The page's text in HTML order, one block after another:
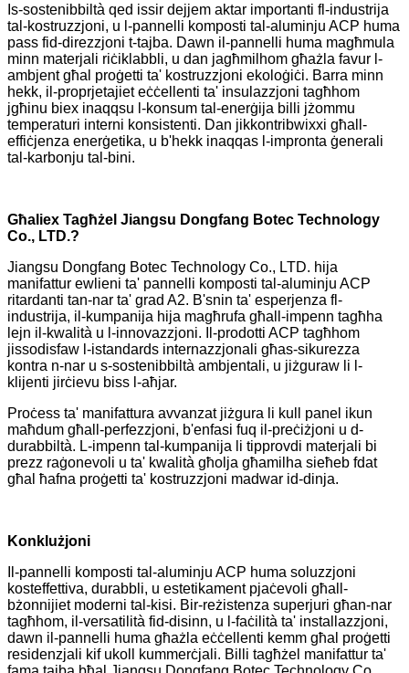
Is-sostenibbiltà qed issir dejjem aktar importanti fl-industrija
tal-kostruzzjoni, u l-pannelli komposti tal-aluminju ACP huma
pass fid-direzzjoni t-tajba. Dawn il-pannelli huma magħmula
minn materjali riċiklabbli, u dan jagħmilhom għażla favur l-
ambjent għal proġetti ta' kostruzzjoni ekoloġiċi. Barra minn
hekk, il-proprjetajiet eċċellenti ta' insulazzjoni tagħhom
jgħinu biex inaqqsu l-konsum tal-enerġija billi jżommu
temperaturi interni konsistenti. Dan jikkontribwixxi għall-
effiċjenza enerġetika, u b'hekk inaqqas l-impronta ġenerali
tal-karbonju tal-bini.
Għaliex Tagħżel Jiangsu Dongfang Botec Technology
Co., LTD.?
Jiangsu Dongfang Botec Technology Co., LTD. hija
manifattur ewlieni ta' pannelli komposti tal-aluminju ACP
ritardanti tan-nar ta' grad A2. B'snin ta' esperjenza fl-
industrija, il-kumpanija hija magħrufa għall-impenn tagħha
lejn il-kwalità u l-innovazzjoni. Il-prodotti ACP tagħhom
jissodisfaw l-istandards internazzjonali għas-sikurezza
kontra n-nar u s-sostenibbiltà ambjentali, u jiżguraw li l-
klijenti jirċievu biss l-aħjar.
Proċess ta' manifattura avvanzat jiżgura li kull panel ikun
maħdum għall-perfezzjoni, b'enfasi fuq il-preċiżjoni u d-
durabbiltà. L-impenn tal-kumpanija li tipprovdi materjali bi
prezz raġonevoli u ta' kwalità għolja għamilha sieħeb fdat
għal ħafna proġetti ta' kostruzzjoni madwar id-dinja.
Konklużjoni
Il-pannelli komposti tal-aluminju ACP huma soluzzjoni
kosteffettiva, durabbli, u estetikament pjaċevoli għall-
bżonnijiet moderni tal-kisi. Bir-reżistenza superjuri għan-nar
tagħhom, il-versatilità fid-disinn, u l-faċilità ta' installazzjoni,
dawn il-pannelli huma għażla eċċellenti kemm għal proġetti
residenzjali kif ukoll kummerċjali. Billi tagħżel manifattur ta'